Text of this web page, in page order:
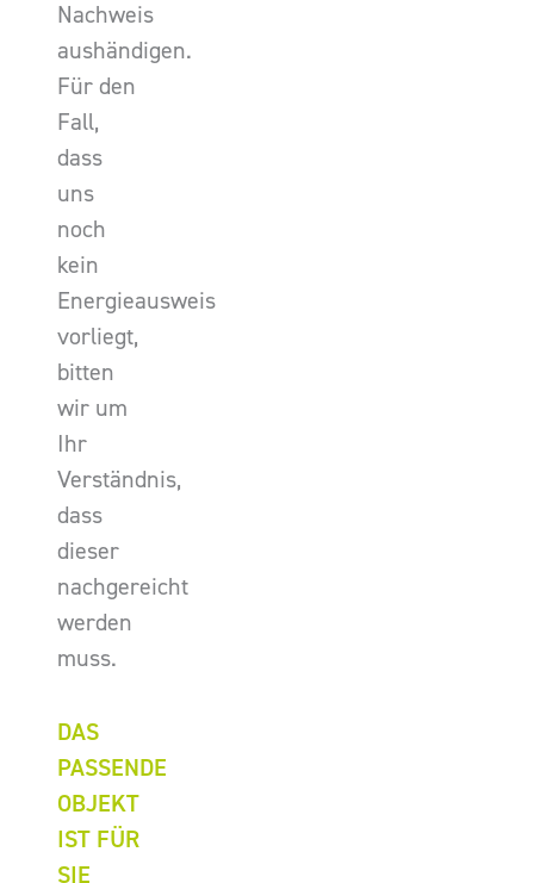
Nachweis
aushändigen.
Für den
Fall,
dass
uns
noch
kein
Energieausweis
vorliegt,
bitten
wir um
Ihr
Verständnis,
dass
dieser
nachgereicht
werden
muss.
DAS
PASSENDE
OBJEKT
IST FÜR
SIE